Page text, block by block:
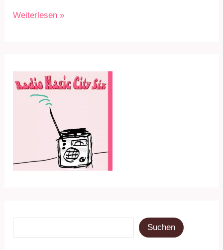
RMC6
24.10.22
Weiterlesen »
Suchen